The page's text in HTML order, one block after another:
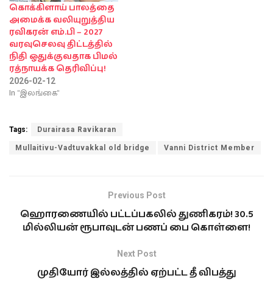
கொக்கிளாய் பாலத்தை
அமைக்க வலியுறுத்திய
ரவிகரன் எம்.பி – 2027
வரவுசெலவு திட்டத்தில்
நிதி ஒதுக்குவதாக பிமல்
ரத்நாயக்க தெரிவிப்பு!
2026-02-12
In "இலங்கை"
Tags: Durairasa Ravikaran
Mullaitivu-Vadtuvakkal old bridge Vanni District Member
Previous Post
ஹொரணையில் பட்டப்பகலில் துணிகரம்! 30.5
மில்லியன் ரூபாவுடன் பணப் பை கொள்ளை!
Next Post
முதியோர் இல்லத்தில் ஏற்பட்ட தீ விபத்து